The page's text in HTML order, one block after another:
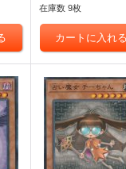
在庫数 9枚